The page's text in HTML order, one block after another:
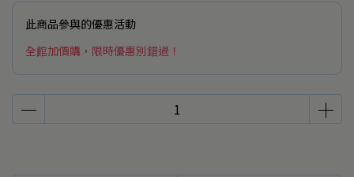
此商品參與的優惠活動
全館加價購，限時優惠別錯過！